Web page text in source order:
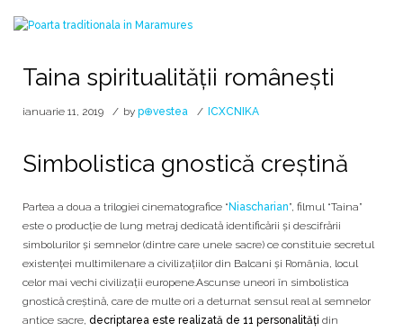
Taina spiritualității românești
ianuarie 11, 2019 by p⊕vestea ICXCNIKA
Simbolistica gnostică creștină
Partea a doua a trilogiei cinematografice “Niascharian”, filmul “Taina”
este o producție de lung metraj dedicată identificării și descifrării
simbolurilor și semnelor (dintre care unele sacre) ce constituie secretul
existenței multimilenare a civilizațiilor din Balcani și România, locul
celor mai vechi civilizații europene.Ascunse uneori în simbolistica
gnostică creștină, care de multe ori a deturnat sensul real al semnelor
antice sacre, decriptarea este realizată de 11 personalități din